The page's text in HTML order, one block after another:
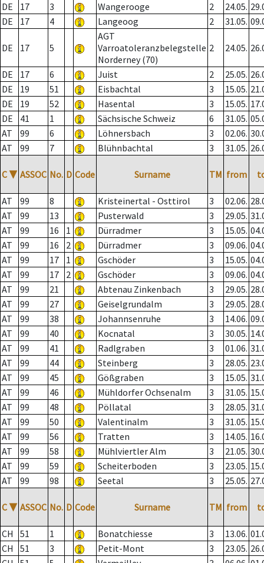
DE
17 3 Wangerooge 2 24.05.
DE
17 4 Langeoog 2 31.05.
DE 17 5
AGT
Varroatoleranzbelegstelle
Norderney (70)
2 24.05.
DE 17 6 Juist 2 25.05.
DE
19 51 Eisbachtal 3 15.05.
DE
19 52 Hasental 3 15.05.
DE
41 1 Sächsische Schweiz 6 31.05.
AT
99 6 Löhnersbach 3 02.06.
AT
99 7 Blühnbachtal 3 31.05.
C ▼ ASSOC No. D Code Surname TM from
AT 99 8 Kristeinertal - Osttirol 3 02.06.
AT
99 13 Pusterwald 3 29.05.
AT
99 16 1 Dürradmer 3 15.05.
AT
99 16 2 Dürradmer 3 09.06.
AT
99 17 1 Gschöder 3 15.05.
AT
99 17 2 Gschöder 3 09.06.
AT
99 21 Abtenau Zinkenbach 3 29.05.
AT
99 27 Geiselgrundalm 3 29.05.
AT
99 38 Johannsenruhe 3 14.06.
AT
99 40 Kocnatal 3 30.05.
AT
99 41 Radlgraben 3 01.06.
AT
99 44 Steinberg 3 28.05.
AT
99 45 Gößgraben 3 15.05.
AT
99 46 Mühldorfer Ochsenalm 3 31.05.
AT
99 48 Pöllatal 3 28.05.
AT
99 50 Valentinalm 3 31.05.
AT
99 56 Tratten 3 14.05.
AT
99 58 Mühlviertler Alm 3 21.05.
AT
99 59 Scheiterboden 3 23.05.
AT
99 98 Seetal 3 25.05.
C ▼ ASSOC No. D Code Surname TM from
CH 51 1 Bonatchiesse 3 13.06.
CH
51 3 Petit-Mont 3 23.05.